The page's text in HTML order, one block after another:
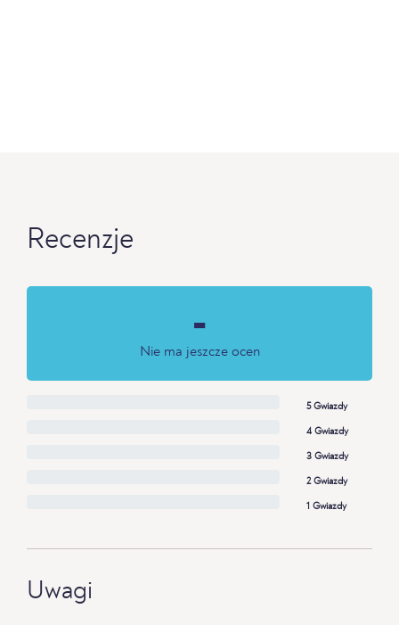
Recenzje
-
Nie ma jeszcze ocen
5 Gwiazdy
4 Gwiazdy
3 Gwiazdy
2 Gwiazdy
1 Gwiazdy
Uwagi